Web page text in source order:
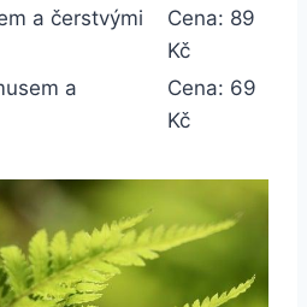
a čerstvými
Cena: 89
Kč
a
Cena: 69
Kč